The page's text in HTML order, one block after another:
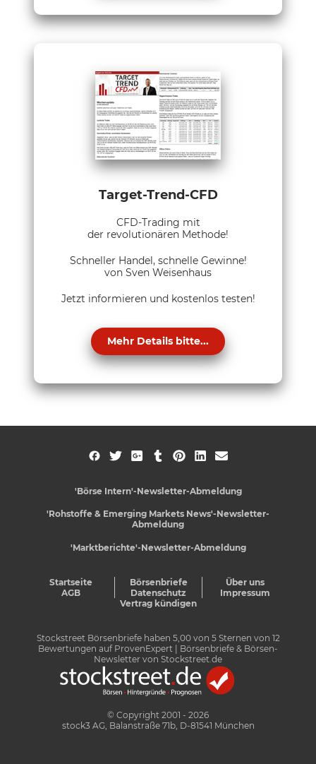
Target-Trend-CFD
CFD-Trading mit
der revolutionären Methode!
Schneller Handel, schnelle Gewinne!
von Sven Weisenhaus
Jetzt informieren und kostenlos testen!
Mehr Details bitte...
'Börse Intern'-Newsletter-Abmeldung
'Rohstoffe & Emerging Markets News'-Newsletter-
Abmeldung
'Marktberichte'-Newsletter-Abmeldung
Startseite Börsenbriefe
Über uns
AGB
Datenschutz
Impressum
Vertrag kündigen
Stockstreet Börsenbriefe haben 5,00von 5Sternen von 12
Bewertungen auf ProvenExpert
| Börsenbriefe & Börsen-
Newsletter von Stockstreet.de
© Copyright 2001 - 2026
stock3 AG, Balanstraße 71b, D-81541 München